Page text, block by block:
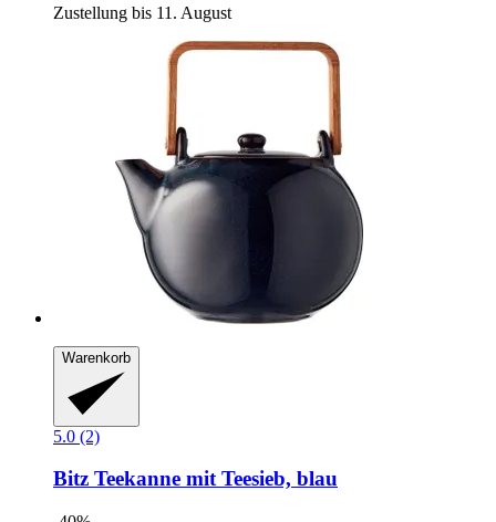
Zustellung bis 11. August
Warenkorb
5.0 (2)
Bitz Teekanne mit Teesieb, blau